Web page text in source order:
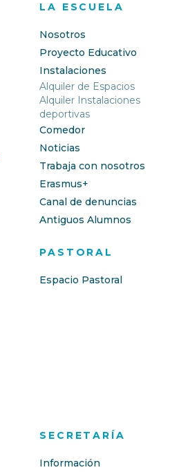
LA ESCUELA
Nosotros
Proyecto Educativo
Instalaciones
Alquiler de Espacios
Alquiler Instalaciones
deportivas
Comedor
Noticias
Trabaja con nosotros
Erasmus+
Canal de denuncias
Antiguos Alumnos
PASTORAL
Espacio Pastoral
SECRETARÍA
Información